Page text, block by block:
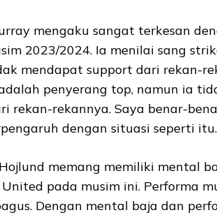
mengaku sangat terkesan
2023/2024. Ia menilai sang
mendapat support dari rekan-
penyerang top, namun ia
rekan-rekannya. Saya benar-
dengan situasi seperti itu.
memang memiliki mental
pada musim ini. Performa
Dengan mental baja dan